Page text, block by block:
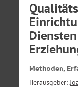
Methoden,
Herausgeber: